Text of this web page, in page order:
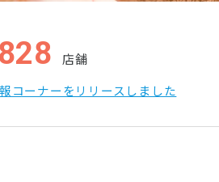
店舗
コーナーをリリースしました